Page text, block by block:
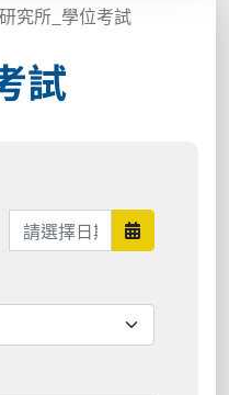
研究所_學位考試
試
開始
日期範圍結束 日期範圍